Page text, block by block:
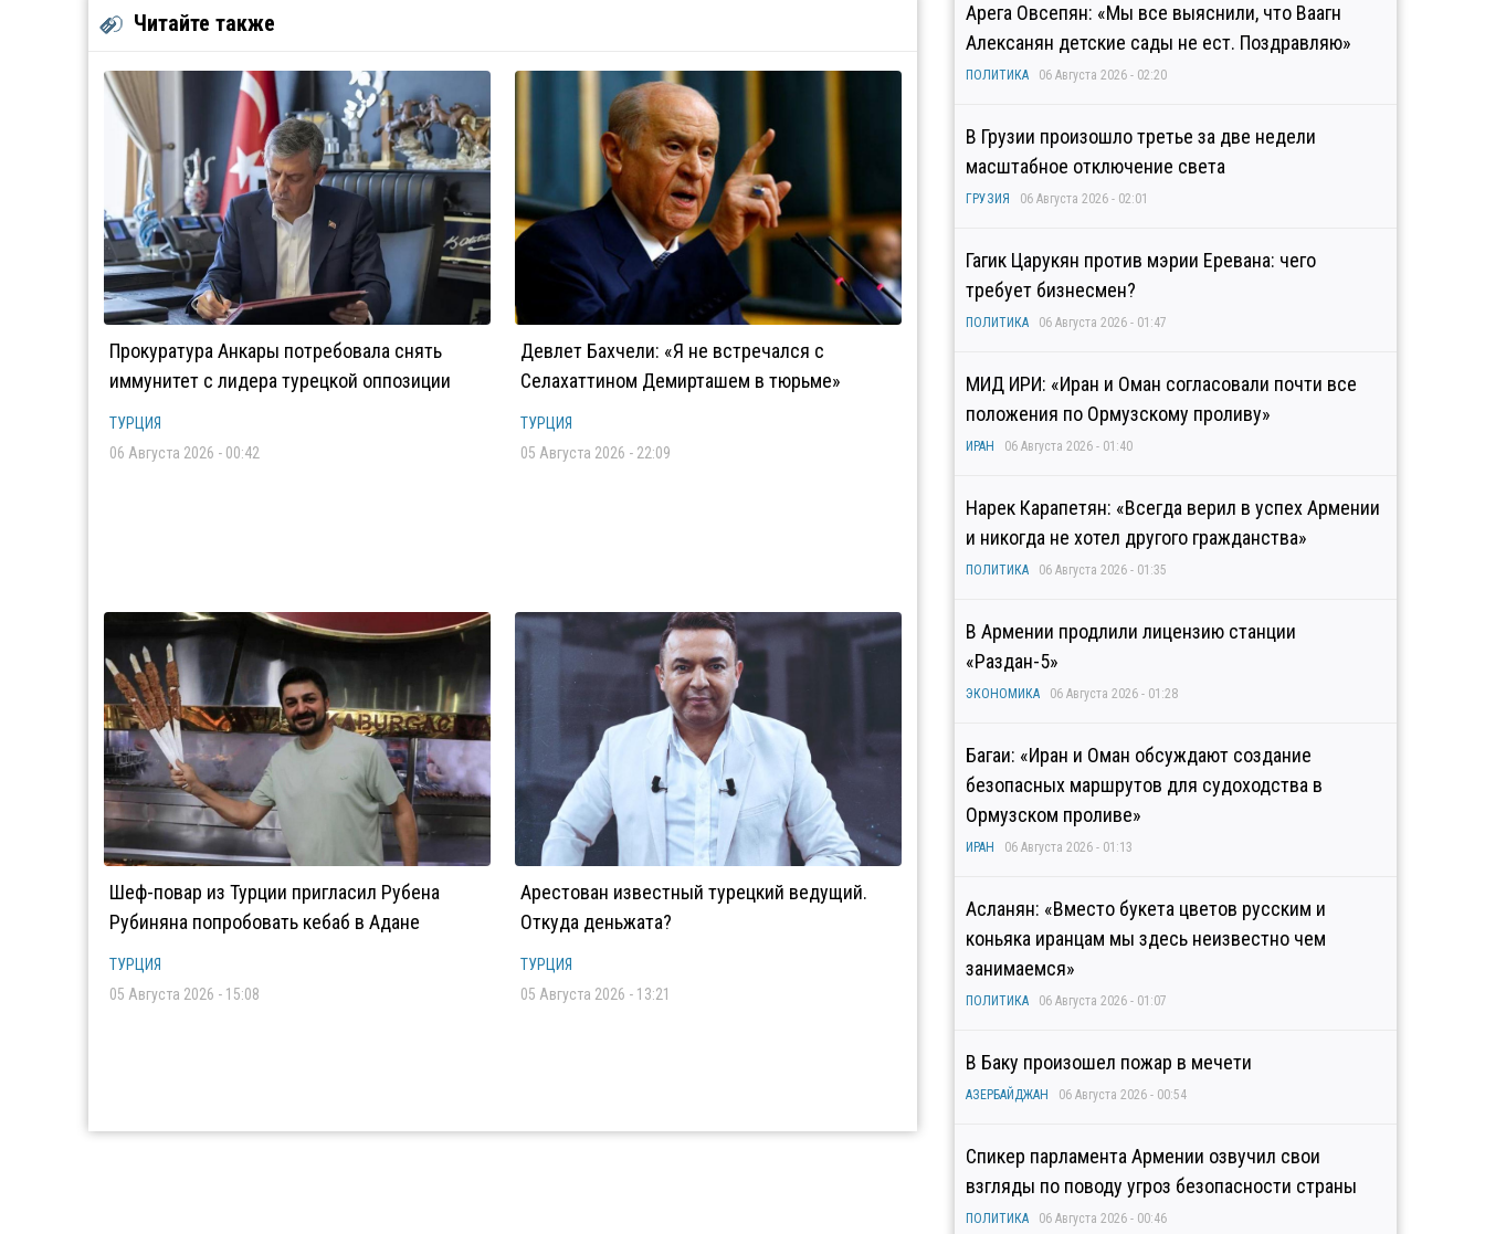
Читайте также
Прокуратура Анкары потребовала снять
иммунитет с лидера турецкой оппозиции
ТУРЦИЯ
06 Августа 2026 - 00:42
Девлет Бахчели: «Я не встречался с
Селахаттином Демирташем в тюрьме»
ТУРЦИЯ
05 Августа 2026 - 22:09
Шеф-повар из Турции пригласил Рубена
Рубиняна попробовать кебаб в Адане
ТУРЦИЯ
05 Августа 2026 - 15:08
Арестован известный турецкий ведущий.
Откуда деньжата?
ТУРЦИЯ
05 Августа 2026 - 13:21
Арега Овсепян: «Мы все выяснили, что Ваагн
Алексанян детские сады не ест. Поздравляю»
ПОЛИТИКА 06 Августа 2026 - 02:20
В Грузии произошло третье за две недели
масштабное отключение света
ГРУЗИЯ 06 Августа 2026 - 02:01
Гагик Царукян против мэрии Еревана: чего
требует бизнесмен?
ПОЛИТИКА 06 Августа 2026 - 01:47
МИД ИРИ: «Иран и Оман согласовали почти все
положения по Ормузскому проливу»
ИРАН 06 Августа 2026 - 01:40
Нарек Карапетян: «Всегда верил в успех Армении
и никогда не хотел другого гражданства»
ПОЛИТИКА 06 Августа 2026 - 01:35
В Армении продлили лицензию станции
«Раздан-5»
ЭКОНОМИКА 06 Августа 2026 - 01:28
Багаи: «Иран и Оман обсуждают создание
безопасных маршрутов для судоходства в
Ормузском проливе»
ИРАН 06 Августа 2026 - 01:13
Асланян: «Вместо букета цветов русским и
коньяка иранцам мы здесь неизвестно чем
занимаемся»
ПОЛИТИКА 06 Августа 2026 - 01:07
В Баку произошел пожар в мечети
АЗЕРБАЙДЖАН 06 Августа 2026 - 00:54
Спикер парламента Армении озвучил свои
взгляды по поводу угроз безопасности страны
ПОЛИТИКА 06 Августа 2026 - 00:46